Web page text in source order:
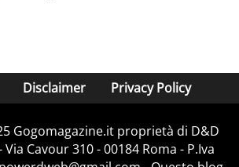
Disclaimer Privacy Policy
Gogomagazine.it proprietà di D&D
Cavour 310 - 00184 Roma - P.Iva